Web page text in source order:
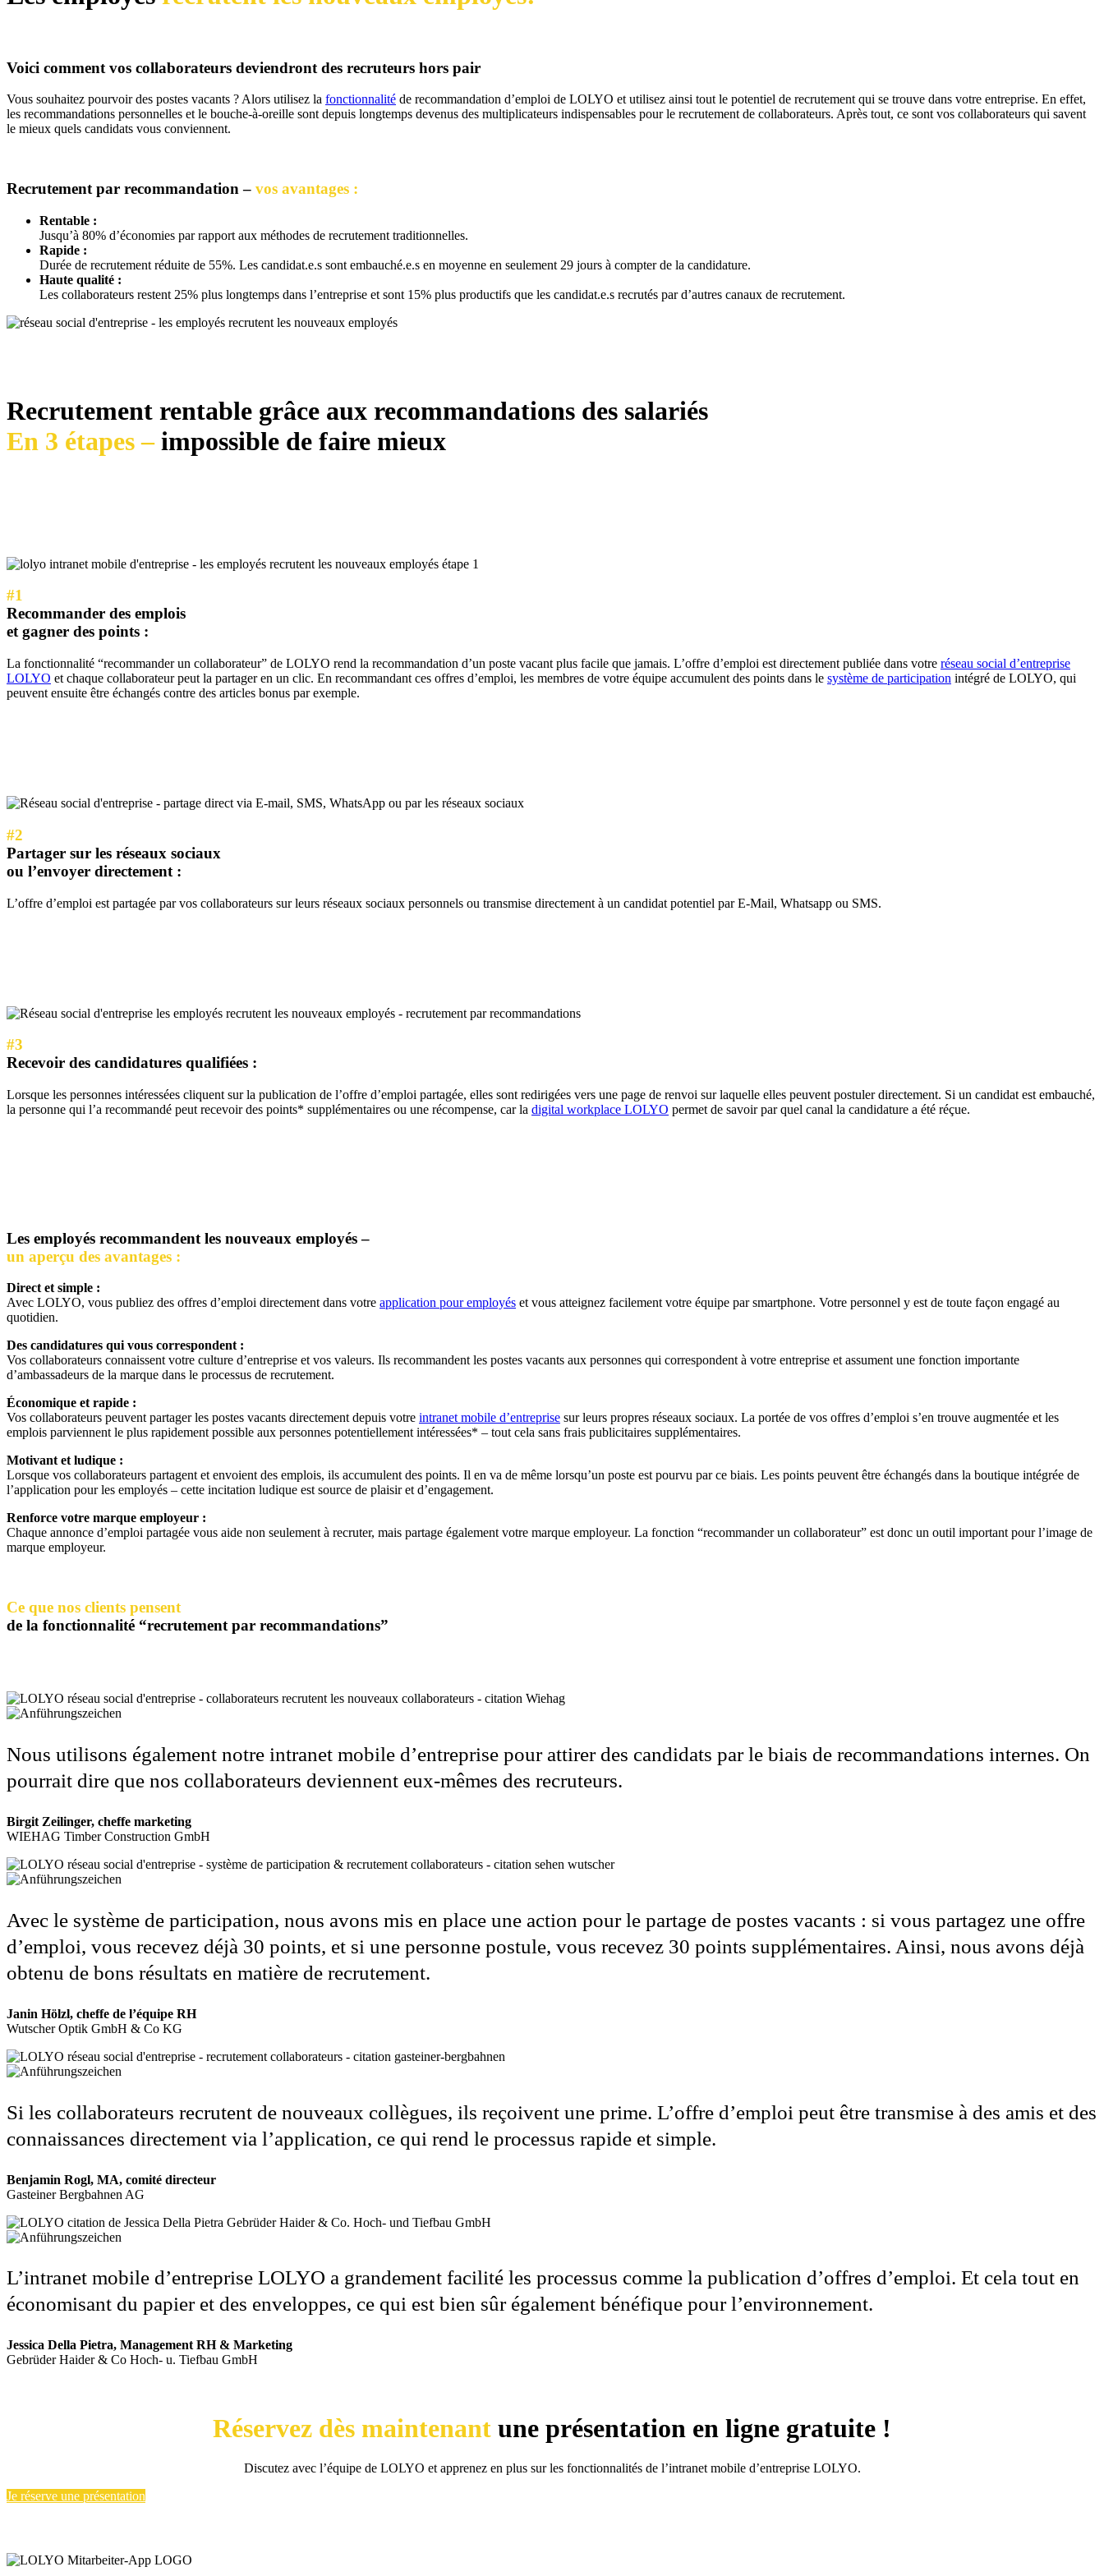
Voici comment vos collaborateurs deviendront des recruteurs hors pair
Vous souhaitez pourvoir des postes vacants ? Alors utilisez la fonctionnalité de recommandation d’emploi de LOLYO et utilisez ainsi tout le potentiel de recrutement qui se trouve dans votre entreprise. En effet,
les recommandations personnelles et le bouche-à-oreille sont depuis longtemps devenus des multiplicateurs indispensables pour le recrutement de collaborateurs. Après tout, ce sont vos collaborateurs qui savent
le mieux quels candidats vous conviennent.
Recrutement par recommandation – vos avantages :
Rentable :
Jusqu’à 80% d’économies par rapport aux méthodes de recrutement traditionnelles.
Rapide :
Durée de recrutement réduite de 55%. Les candidat.e.s sont embauché.e.s en moyenne en seulement 29 jours à compter de la candidature.
Haute qualité :
Les collaborateurs restent 25% plus longtemps dans l’entreprise et sont 15% plus productifs que les candidat.e.s recrutés par d’autres canaux de recrutement.
Recrutement rentable grâce aux recommandations des salariés
En 3 étapes –impossible de faire mieux
#1
Recommander des emplois
et gagner des points :
La fonctionnalité “recommander un collaborateur” de LOLYO rend la recommandation d’un poste vacant plus facile que jamais. L’offre d’emploi est directement publiée dans votre réseau social d’entreprise
LOLYO et chaque collaborateur peut la partager en un clic. En recommandant ces offres d’emploi, les membres de votre équipe accumulent des points dans le système de participation intégré de LOLYO, qui
peuvent ensuite être échangés contre des articles bonus par exemple.
#2
Partager sur les réseaux sociaux
ou l’envoyer directement :
L’offre d’emploi est partagée par vos collaborateurs sur leurs réseaux sociaux personnels ou transmise directement à un candidat potentiel par E-Mail, Whatsapp ou SMS.
#3
Recevoir des candidatures qualifiées :
Lorsque les personnes intéressées cliquent sur la publication de l’offre d’emploi partagée, elles sont redirigées vers une page de renvoi sur laquelle elles peuvent postuler directement. Si un candidat est embauché,
la personne qui l’a recommandé peut recevoir des points* supplémentaires ou une récompense, car la digital workplace LOLYO permet de savoir par quel canal la candidature a été réçue.
Les employés recommandent les nouveaux employés –
un aperçu des avantages :
Direct et simple :
Avec LOLYO, vous publiez des offres d’emploi directement dans votre application pour employés et vous atteignez facilement votre équipe par smartphone. Votre personnel y est de toute façon engagé au
quotidien.
Des candidatures qui vous correspondent :
Vos collaborateurs connaissent votre culture d’entreprise et vos valeurs. Ils recommandent les postes vacants aux personnes qui correspondent à votre entreprise et assument une fonction importante
d’ambassadeurs de la marque dans le processus de recrutement.
Économique et rapide :
Vos collaborateurs peuvent partager les postes vacants directement depuis votre intranet mobile d’entreprise sur leurs propres réseaux sociaux. La portée de vos offres d’emploi s’en trouve augmentée et les
emplois parviennent le plus rapidement possible aux personnes potentiellement intéressées* – tout cela sans frais publicitaires supplémentaires.
Motivant et ludique :
Lorsque vos collaborateurs partagent et envoient des emplois, ils accumulent des points. Il en va de même lorsqu’un poste est pourvu par ce biais. Les points peuvent être échangés dans la boutique intégrée de
l’application pour les employés – cette incitation ludique est source de plaisir et d’engagement.
Renforce votre marque employeur :
Chaque annonce d’emploi partagée vous aide non seulement à recruter, mais partage également votre marque employeur. La fonction “recommander un collaborateur” est donc un outil important pour l’image de
marque employeur.
Ce que nos clients pensent
de la fonctionnalité “recrutement par recommandations”
Nous utilisons également notre intranet mobile d’entreprise pour attirer des candidats par le biais de recommandations internes. On
pourrait dire que nos collaborateurs deviennent eux-mêmes des recruteurs.
Birgit Zeilinger, cheffe marketing
WIEHAG Timber Construction GmbH
Avec le système de participation, nous avons mis en place une action pour le partage de postes vacants : si vous partagez une offre
d’emploi, vous recevez déjà 30 points, et si une personne postule, vous recevez 30 points supplémentaires. Ainsi, nous avons déjà
obtenu de bons résultats en matière de recrutement.
Janin Hölzl, cheffe de l’équipe RH
Wutscher Optik GmbH & Co KG
Si les collaborateurs recrutent de nouveaux collègues, ils reçoivent une prime. L’offre d’emploi peut être transmise à des amis et des
connaissances directement via l’application, ce qui rend le processus rapide et simple.
Benjamin Rogl, MA, comité directeur
Gasteiner Bergbahnen AG
L’intranet mobile d’entreprise LOLYO a grandement facilité les processus comme la publication d’offres d’emploi. Et cela tout en
économisant du papier et des enveloppes, ce qui est bien sûr également bénéfique pour l’environnement.
Jessica Della Pietra, Management RH & Marketing
Gebrüder Haider & Co Hoch- u. Tiefbau GmbH
Réservez dès maintenant une présentation en ligne gratuite !
Discutez avec l’équipe de LOLYO et apprenez en plus sur les fonctionnalités de l’intranet mobile d’entreprise LOLYO.
Je réserve une présentation